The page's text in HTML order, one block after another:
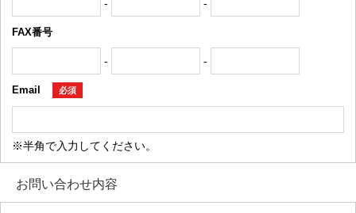
- -
FAX番号
- -
Email 必須
※半角で入力してください。
お問い合わせ内容